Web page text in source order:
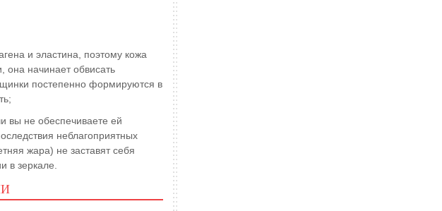
и эластина, поэтому кожа
она начинает обвисать
постепенно формируются в
вы не обеспечиваете ей
неблагоприятных
жара) не заставят себя
в зеркале.